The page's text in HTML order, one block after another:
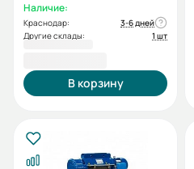
Наличие:
Краснодар:
3-6 дней
Другие склады:
1 шт
В корзину